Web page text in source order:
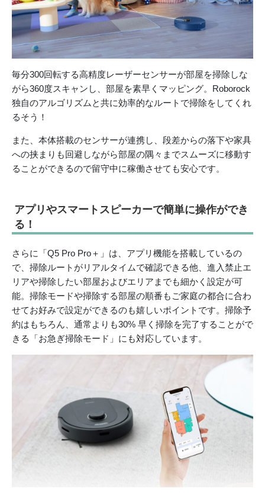
毎分300回転する高精度レーザーセンサーが部屋を掃除しな
がら360度スキャンし、部屋を素早くマッピング。Roborock
独自のアルゴリズムと共に効率的なルートで掃除をしてくれ
るそう！
また、本体搭載のセンサーが連携し、段差からの落下や家具
への挟まりも回避しながら部屋の隅々までスムーズに移動す
ることができるので留守中に稼働させても安心です。
アプリやスマートスピーカーで簡単に操作ができ
る！
さらに「Q5 Pro Pro＋」は、アプリ機能を搭載しているの
で、掃除ルートがリアルタイムで確認できる他、進入禁止エ
リアや掃除したい部屋およびエリアまでも細かく設定が可
能。掃除モードや掃除する部屋の順番もご家庭の都合に合わ
せてお好みで設定ができるのも嬉しいポイントです。掃除予
約はもちろん、通常よりも30% 早く掃除を完了することがで
きる「お急ぎ掃除モード」にも対応しています。